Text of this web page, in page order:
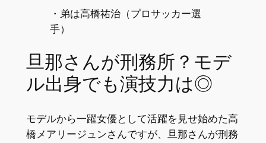
・弟は高橋祐治（プロサッカー選
手）
旦那さんが刑務所？モデ
ル出身でも演技力は◎
モデルから一躍女優として活躍を見せ始めた高
橋メアリージュンさんですが、旦那さんが刑務